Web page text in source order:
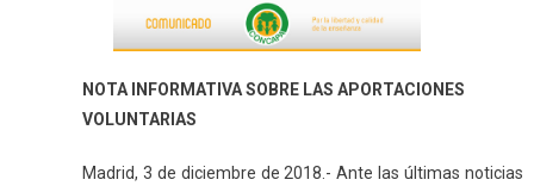
INFORMATIVA
SOBRE
APORTACIONES
NOTA INFORMATIVA SOBRE LAS APORTACIONES
VOLUNTARIAS
Madrid, 3 de diciembre de 2018.- Ante las últimas noticias